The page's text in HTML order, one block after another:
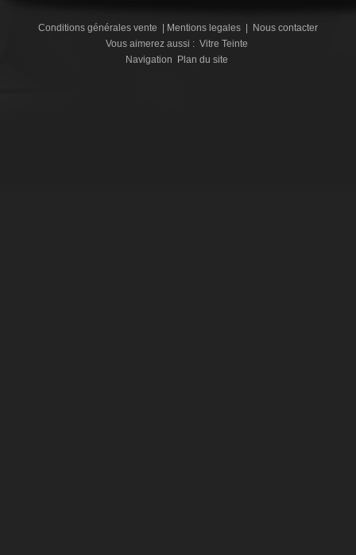
Conditions générales vente | Mentions legales | Nous contacter
Vous aimerez aussi : Vitre Teinte
Navigation Plan du site